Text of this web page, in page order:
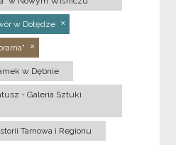
w Dołędze
w Dębnie
- Galeria Sztuki
Tarnowa i Regionu